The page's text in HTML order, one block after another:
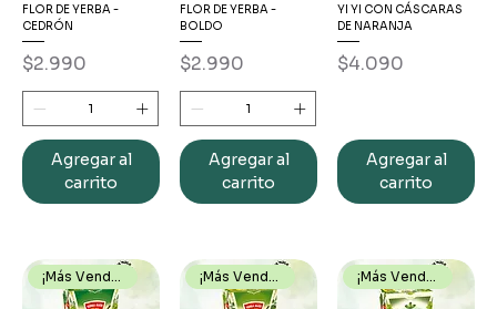
FLOR DE YERBA -
CEDRÓN
Precio
$2.990
Agregar al
carrito
FLOR DE YERBA -
BOLDO
Precio
$2.990
Agregar al
carrito
YI YI CON CÁSCARAS
DE NARANJA
Precio
$4.090
Agregar al
carrito
¡Más Vendido! ¡Más Vendido! ¡Más Vendido!